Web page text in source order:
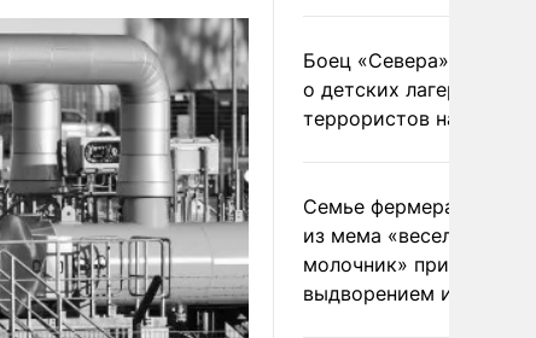
Боец «Севера»
о детских лагерях
террористов на
Семье фермера
из мема «веселый
молочник» пригрозили
выдворением из